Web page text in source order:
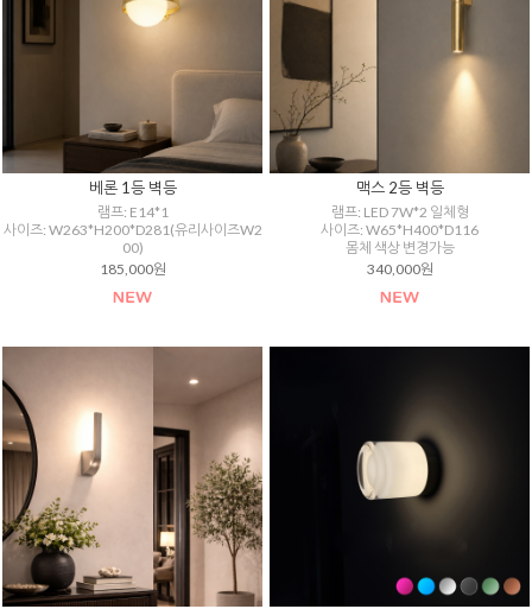
베론 1등 벽등
램프: E14*1
사이즈: W263*H200*D281(유리사이즈W2
00)
185,000원
맥스 2등 벽등
램프: LED 7W*2 일체형
사이즈: W65*H400*D116
몸체 색상 변경가능
340,000원